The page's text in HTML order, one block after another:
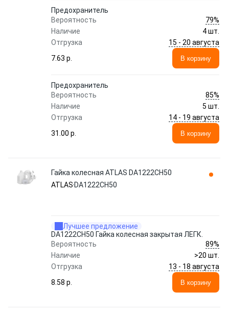
Предохранитель
Вероятность
79%
Наличие
4 шт.
Отгрузка
15 - 20 августа
7.63 p.
В корзину
Предохранитель
Вероятность
85%
Наличие
5 шт.
Отгрузка
14 - 19 августа
31.00 p.
В корзину
Гайка колесная ATLAS DA1222CH50
ATLAS DA1222CH50
Лучшее предложение
DA1222CH50 Гайка колесная закрытая ЛЕГК.
Вероятность
89%
Наличие
>20 шт.
Отгрузка
13 - 18 августа
8.58 p.
В корзину